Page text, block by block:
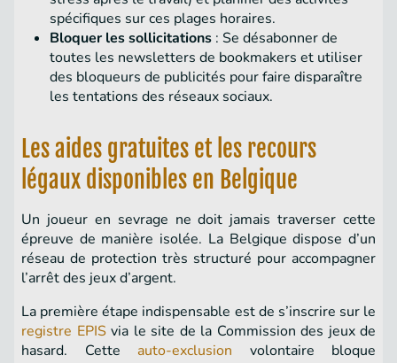
spécifiques sur ces plages horaires.
Bloquer les sollicitations : Se désabonner de
toutes les newsletters de bookmakers et utiliser
des bloqueurs de publicités pour faire disparaître
les tentations des réseaux sociaux.
Les aides gratuites et les recours
légaux disponibles en Belgique
Un joueur en sevrage ne doit jamais traverser cette
épreuve de manière isolée. La Belgique dispose d’un
réseau de protection très structuré pour accompagner
l’arrêt des jeux d’argent.
La première étape indispensable est de s’inscrire sur le
registre EPISvia le site de la Commission des jeux de
hasard. Cette auto-exclusion volontaire bloque